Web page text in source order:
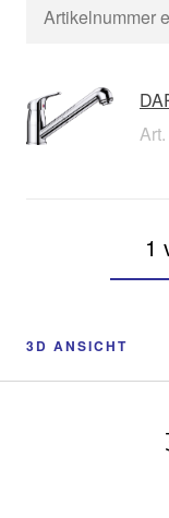
1
3D ANSICHT